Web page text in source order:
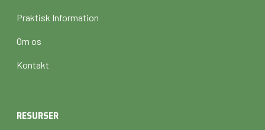
Praktisk Information
Om os
Kontakt
RESURSER